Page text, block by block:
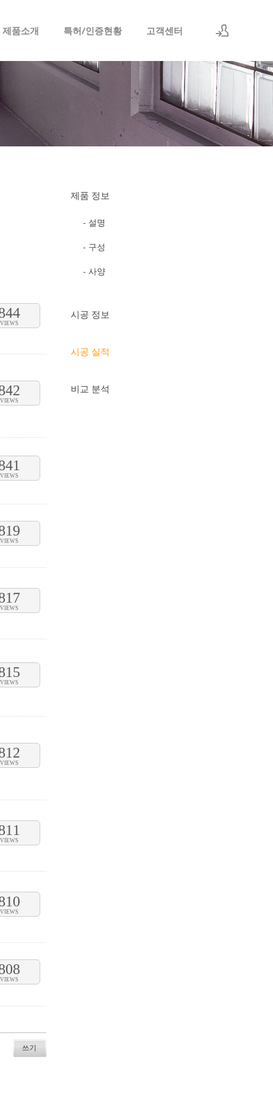
로그인
회원가입
품소개 특허/인증현황 고객센터
제품 정보
- 설명
- 구성
- 사양
시공 정보
시공 실적
비교 분석
VIEWS
VIEWS
VIEWS
VIEWS
VIEWS
VIEWS
VIEWS
VIEWS
VIEWS
VIEWS
쓰기